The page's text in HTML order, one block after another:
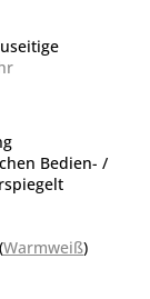
Bedien- /
Warmweiß)